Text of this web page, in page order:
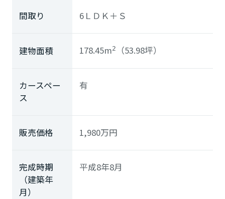
間取り 6ＬＤＫ＋Ｓ
建物面積 178.45m2 （53.98坪）
カースペー
ス
有
販売価格 1,980万円
完成時期
（建築年
月）
平成8年8月